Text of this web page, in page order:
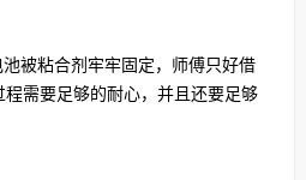
粘合剂牢牢固定，师傅只好借
需要足够的耐心，并且还要足够